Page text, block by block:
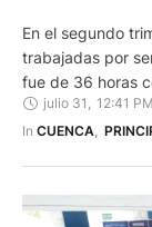
En el segundo
trabajadas por
fue de 36 horas
año, ese
reveló la
julio 31 12:41 PM
In CUENCA,